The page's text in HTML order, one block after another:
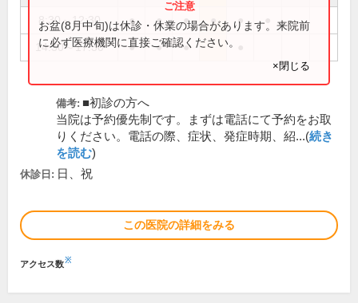
8:30～12:30 ● ● ● ● ●
14:30～17:30 ● ● ●
お盆(8月中旬)は休診・休業の場合があります。来院前
に必ず医療機関に直接ご確認ください。
×閉じる
備考: ■初診の方へ
当院は予約優先制です。まずは電話にて予約をお取
りください。電話の際、症状、発症時期、紹...(続き
を読む)
休診日: 日、祝
この医院の詳細をみる
アクセス数※